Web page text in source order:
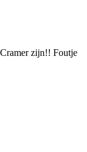
zijn!! Foutje